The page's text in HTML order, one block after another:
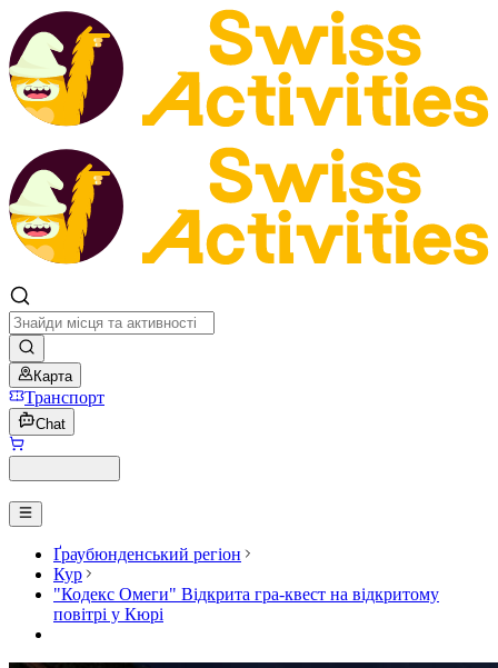
Карта
Транспорт
Chat
Ґраубюнденський регіон
Кур
"Кодекс Омеги" Відкрита гра-квест на відкритому
повітрі у Кюрі